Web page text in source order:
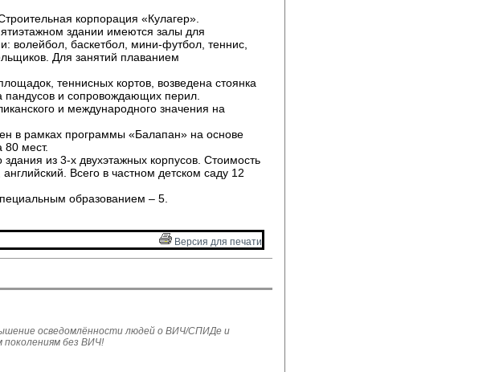
корпорация «Кулагер».
здании имеются залы для
волейбол, баскетбол, мини-футбол, теннис,
Для занятий плаванием
теннисных кортов, возведена стоянка
и сопровождающих перил.
и международного значения на
в рамках программы «Балапан» на основе
80 мест.
из 3-х двухэтажных корпусов. Стоимость
Всего в частном детском саду 12
образованием – 5.
Версия для печати
осведомлённости людей о ВИЧ/СПИДе и
поколениям без ВИЧ!